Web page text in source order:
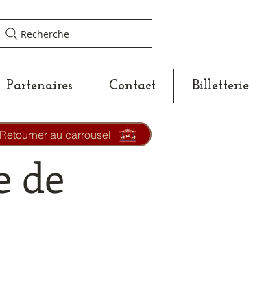
Recherche
Partenaires Contact Billetterie
de
Retourner au carrousel